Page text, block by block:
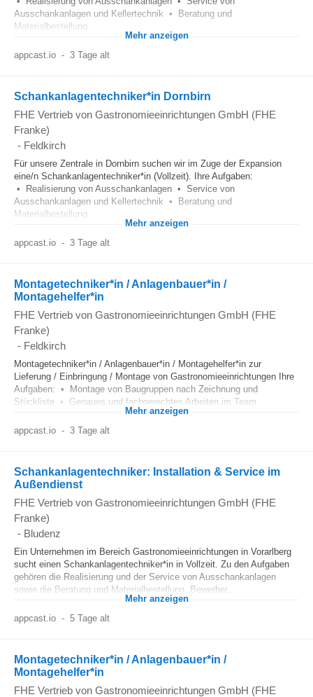
Ausschankanlagen und Kellertechnik • Beratung und
Materialbestellung
Mehr anzeigen
appcast.io - 3 Tage alt
Schankanlagentechniker*in Dornbirn
FHE Vertrieb von Gastronomieeinrichtungen GmbH (FHE
Franke)
- Feldkirch
Für unsere Zentrale in Dornbirn suchen wir im Zuge der Expansion
eine/n Schankanlagentechniker*in (Vollzeit). Ihre Aufgaben:
• Realisierung von Ausschankanlagen • Service von
Ausschankanlagen und Kellertechnik • Beratung und
Materialbestellung
Mehr anzeigen
appcast.io - 3 Tage alt
Montagetechniker*in / Anlagenbauer*in /
Montagehelfer*in
FHE Vertrieb von Gastronomieeinrichtungen GmbH (FHE
Franke)
- Feldkirch
Montagetechniker*in / Anlagenbauer*in / Montagehelfer*in zur
Lieferung / Einbringung / Montage von Gastronomieeinrichtungen Ihre
Aufgaben: • Montage von Baugruppen nach Zeichnung und
Stückliste • Genaues und fachgerechtes Arbeiten im Team
Mehr anzeigen
appcast.io - 3 Tage alt
Schankanlagentechniker: Installation & Service im
Außendienst
FHE Vertrieb von Gastronomieeinrichtungen GmbH (FHE
Franke)
- Bludenz
Ein Unternehmen im Bereich Gastronomieeinrichtungen in Vorarlberg
sucht einen Schankanlagentechniker*in in Vollzeit. Zu den Aufgaben
gehören die Realisierung und der Service von Ausschankanlagen
sowie die Beratung und Materialbestellung. Bewerber...
Mehr anzeigen
appcast.io - 5 Tage alt
Montagetechniker*in / Anlagenbauer*in /
Montagehelfer*in
FHE Vertrieb von Gastronomieeinrichtungen GmbH (FHE